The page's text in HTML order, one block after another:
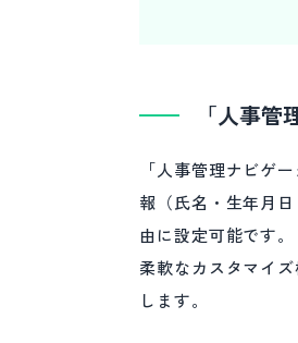
「人事
「人事管理ナビゲ
報（氏名・生年月
由に設定可能です。
柔軟なカスタマイ
します。